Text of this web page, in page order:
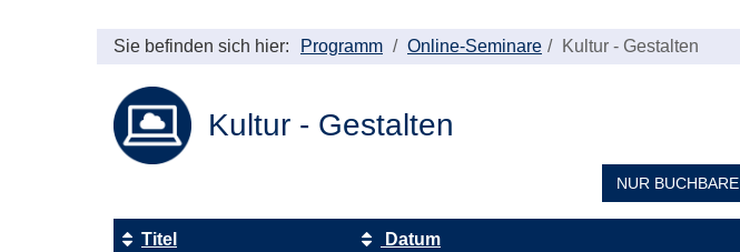
Sie befinden sich hier: Programm Online-Seminare Kultur - Gestalten
Kultur - Gestalten
NUR BUCHBARE
Titel Datum